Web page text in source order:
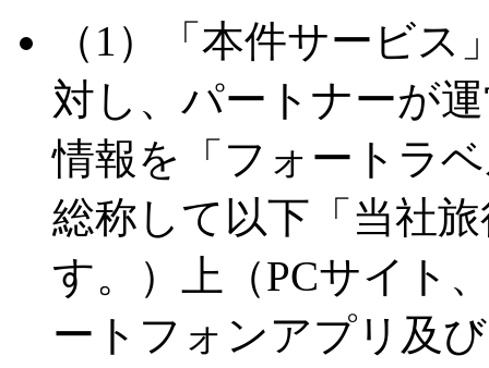
（1）「本件サービ
対し、パートナーが
情報を「フォートラ
総称して以下「当社
す。）上（PCサイト
ートフォンアプリ及